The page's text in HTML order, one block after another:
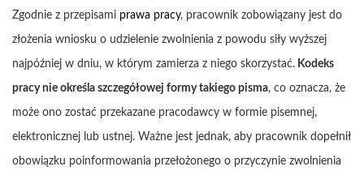
Zgodnie z przepisami prawa pracy, pracownik zobowiązany jest do
złożenia wniosku o udzielenie zwolnienia z powodu siły wyższej
najpóźniej w dniu, w którym zamierza z niego skorzystać. Kodeks
pracy nie określa szczegółowej formy takiego pisma, co oznacza, że
może ono zostać przekazane pracodawcy w formie pisemnej,
elektronicznej lub ustnej. Ważne jest jednak, aby pracownik dopełnił
obowiązku poinformowania przełożonego o przyczynie zwolnienia